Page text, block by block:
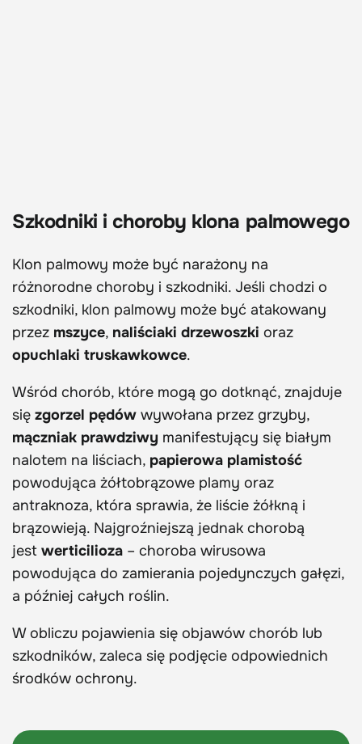
Szkodniki i choroby klona palmowego
Klon palmowy może być narażony na
różnorodne choroby i szkodniki. Jeśli chodzi o
szkodniki, klon palmowy może być atakowany
przez mszyce, naliściaki drzewoszki oraz
opuchlaki truskawkowce.
Wśród chorób, które mogą go dotknąć, znajduje
się zgorzel pędów wywołana przez grzyby,
mączniak prawdziwy manifestujący się białym
nalotem na liściach, papierowa plamistość
powodująca żółtobrązowe plamy oraz
antraknoza, która sprawia, że liście żółkną i
brązowieją. Najgroźniejszą jednak chorobą
jest werticilioza – choroba wirusowa
powodująca do zamierania pojedynczych gałęzi,
a później całych roślin.
W obliczu pojawienia się objawów chorób lub
szkodników, zaleca się podjęcie odpowiednich
środków ochrony.